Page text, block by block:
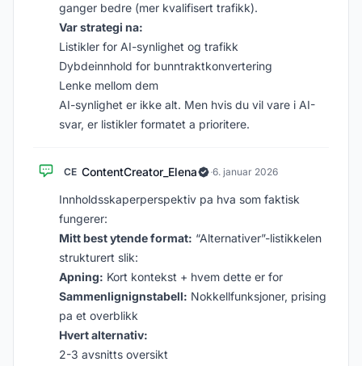
ganger bedre (mer kvalifisert trafikk).
Var strategi na:
Listikler for AI-synlighet og trafikk
Dybdeinnhold for bunntraktkonvertering
Lenke mellom dem
AI-synlighet er ikke alt. Men hvis du vil vare i AI-
svar, er listikler formatet a prioritere.
CE ContentCreator_Elena ·6. januar 2026
Innholdsskaperperspektiv pa hva som faktisk
fungerer:
Mitt best ytende format: “Alternativer”-listikkelen
strukturert slik:
Apning: Kort kontekst + hvem dette er for
Sammenlignignstabell: Nokkellfunksjoner, prising
pa et overblikk
Hvert alternativ:
2-3 avsnitts oversikt